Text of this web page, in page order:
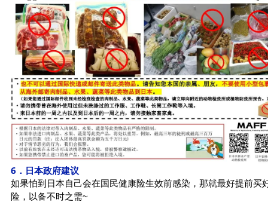
6．日本政府建议
如果怕到日本自己会在国民健康险生效前感染，那就最好提前买
险，以备不时之需~